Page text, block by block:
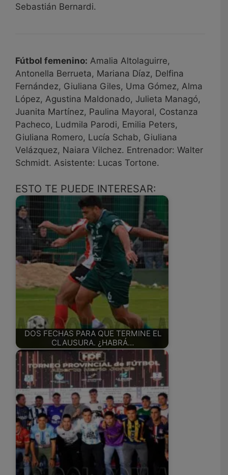
Sebastián Bernardi.
Fútbol femenino: Amalia Altolaguirre,
Antonella Berrueta, Mariana Díaz, Delfina
Fernández, Giuliana Giles, Uma Gómez, Alma
López, Agustina Maldonado, Julieta Managó,
Juanita Martínez, Paulina Mayoral, Costanza
Pacheco, Ludmila Parodi, Emilia Peters,
Giuliana Romero, Lucía Schab, Giuliana
Velázquez, Naiara Vilchez. Entrenador: Walter
Schmidt. Asistente: Lucas Tortone.
ESTO TE PUEDE INTERESAR:
DOS FECHAS PARA QUE TERMINE EL
CLAUSURA. ¿HABRÁ…